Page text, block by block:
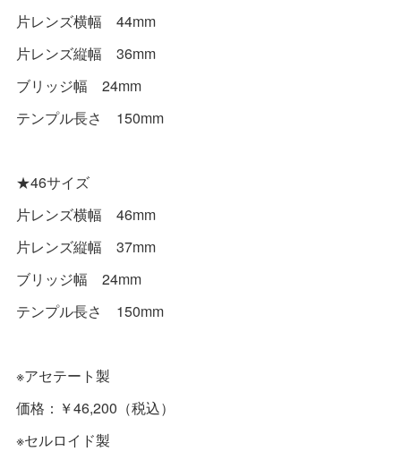
片レンズ横幅 44mm
片レンズ縦幅 36mm
ブリッジ幅 24mm
テンプル長さ 150mm
★46サイズ
片レンズ横幅 46mm
片レンズ縦幅 37mm
ブリッジ幅 24mm
テンプル長さ 150mm
※アセテート製
価格：￥46,200（税込）
※セルロイド製